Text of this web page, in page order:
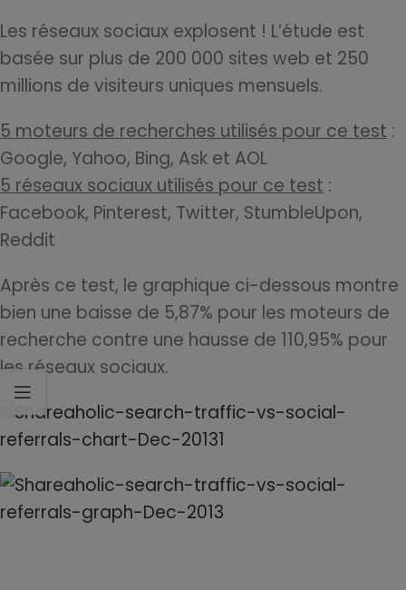
Les réseaux sociaux explosent ! L’étude est
basée sur plus de 200 000 sites web et 250
millions de visiteurs uniques mensuels.
5 moteurs de recherches utilisés pour ce test :
Google, Yahoo, Bing, Ask et AOL
5 réseaux sociaux utilisés pour ce test :
Facebook, Pinterest, Twitter, StumbleUpon,
Reddit
Après ce test, le graphique ci-dessous montre
bien une baisse de 5,87% pour les moteurs de
recherche contre une hausse de 110,95% pour
les réseaux sociaux.